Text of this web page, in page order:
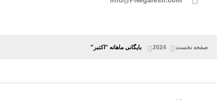
صفحه نخست 2024 بایگانی ماهانه "اکتبر"